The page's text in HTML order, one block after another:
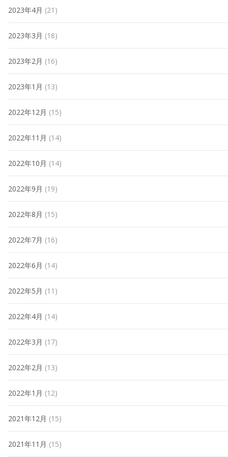
2023年4月 (21)
2023年3月 (18)
2023年2月 (16)
2023年1月 (13)
2022年12月 (15)
2022年11月 (14)
2022年10月 (14)
2022年9月 (19)
2022年8月 (15)
2022年7月 (16)
2022年6月 (14)
2022年5月 (11)
2022年4月 (14)
2022年3月 (17)
2022年2月 (13)
2022年1月 (12)
2021年12月 (15)
2021年11月 (15)